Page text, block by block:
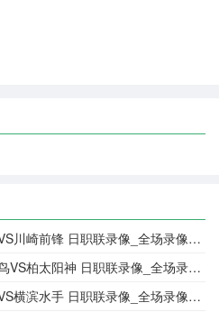
锋 日职联录像_全场录像【全场回放】
阳神 日职联录像_全场录像【视频集锦】
手 日职联录像_全场录像【高清回放】